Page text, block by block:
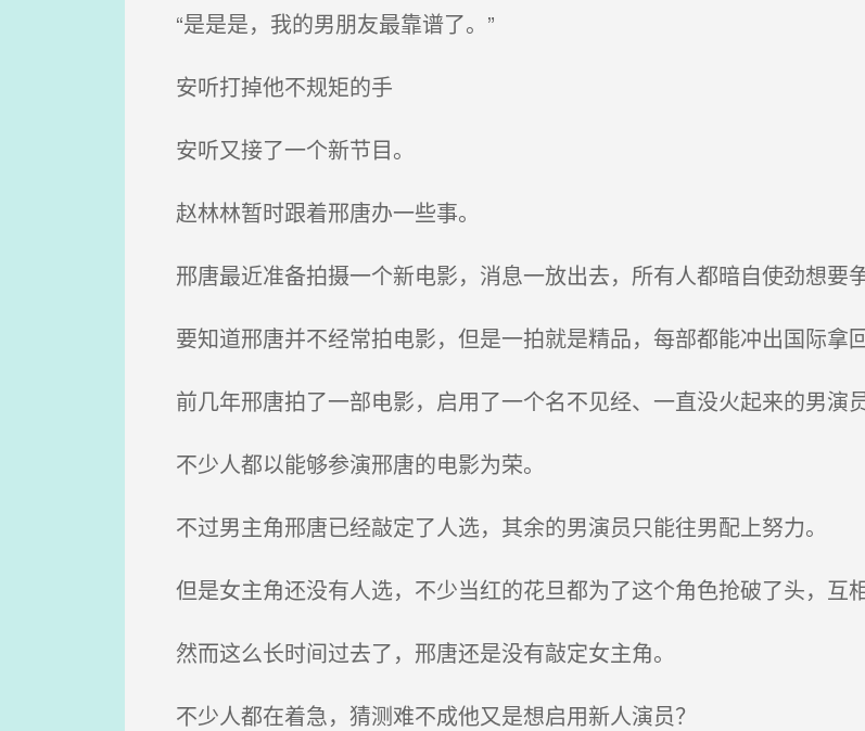
“是是是，我的男朋友最靠谱了。”
安听打掉他不规矩的手
安听又接了一个新节目。
赵林林暂时跟着邢唐办一些事。
邢唐最近准备拍摄一个新电影，消息一放出去，所有人都暗自使劲想要
要知道邢唐并不经常拍电影，但是一拍就是精品，每部都能冲出国际拿回
前几年邢唐拍了一部电影，启用了一个名不见经、一直没火起来的男演
不少人都以能够参演邢唐的电影为荣。
不过男主角邢唐已经敲定了人选，其余的男演员只能往男配上努力。
但是女主角还没有人选，不少当红的花旦都为了这个角色抢破了头，互
然而这么长时间过去了，邢唐还是没有敲定女主角。
不少人都在着急，猜测难不成他又是想启用新人演员？